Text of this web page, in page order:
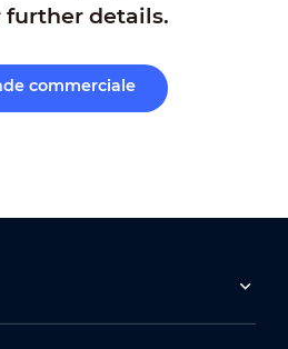
further details.
commerciale